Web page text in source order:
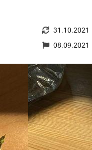
31.10.2021
08.09.2021